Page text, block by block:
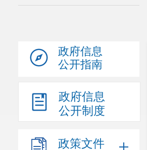
政府信息
公开指南
政府信息
公开制度
政策文件